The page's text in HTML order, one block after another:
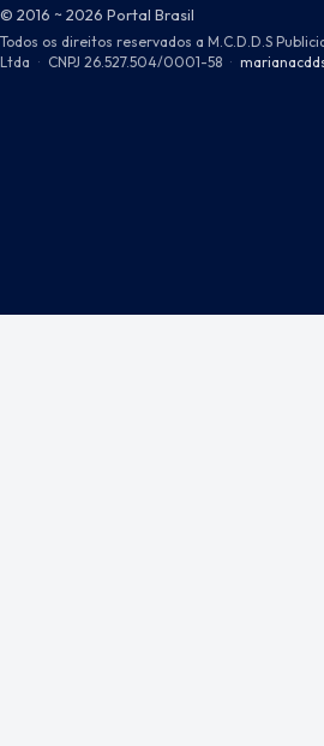
© 2016 ~ 2026 Portal Brasil
Todos os direitos reservados a M.C.D.D.S
Ltda · CNPJ 26.527.504/0001-58 ·